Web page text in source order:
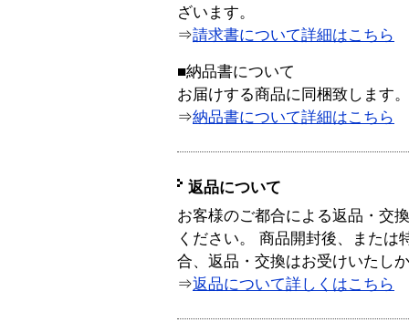
ざいます。
⇒請求書について詳細はこちら
■納品書について
お届けする商品に同梱致します。
⇒納品書について詳細はこちら
返品について
お客様のご都合による返品・交
ください。 商品開封後、または
合、返品・交換はお受けいたし
⇒返品について詳しくはこちら